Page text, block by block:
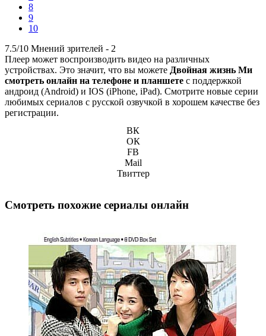
8
9
10
7.5/10 Мнений зрителей - 2
Плеер может воспроизводить видео на различных
устройствах. Это значит, что вы можете Двойная жизнь Ми
смотреть онлайн на телефоне и планшете с поддержкой
андроид (Android) и IOS (iPhone, iPad). Смотрите новые серии
любимых сериалов с русской озвучкой в хорошем качестве без
регистрации.
ВК
ОК
FB
Mail
Твиттер
Смотреть похожие сериалы онлайн